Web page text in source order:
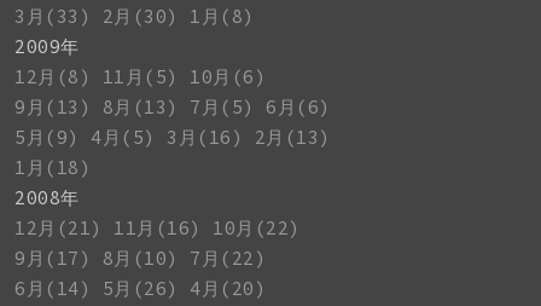
3月(33)
2月(30)
1月(8)
2009年
12月(8)
11月(5)
10月(6)
9月(13)
8月(13) 7月(5)
6月(6)
5月(9)
4月(5) 3月(16)
2月(13)
1月(18)
2008年
12月(21)
11月(16)
10月(22)
9月(17)
8月(10)
7月(22)
6月(14)
5月(26)
4月(20)